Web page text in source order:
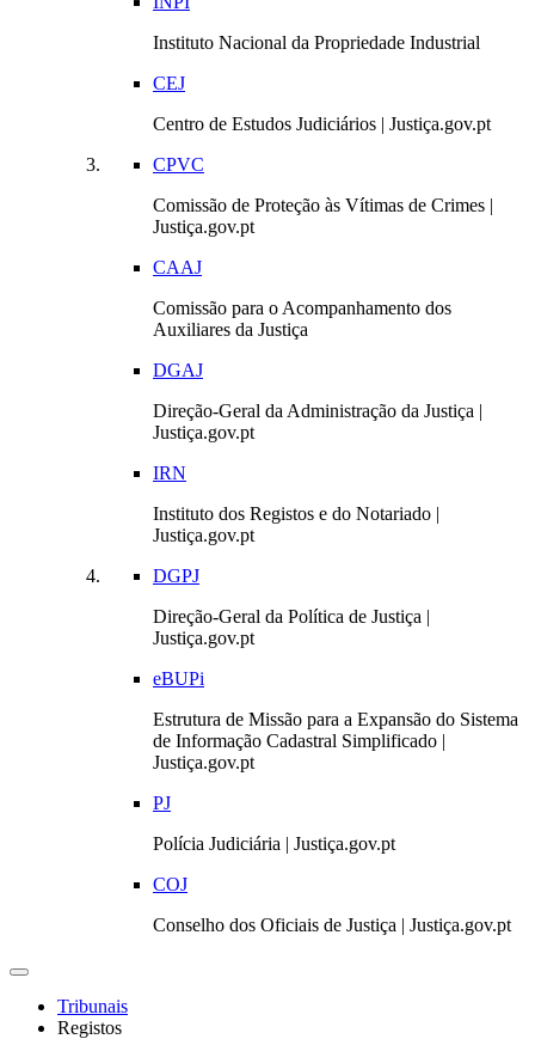
Instituto Nacional da Propriedade Industrial
CEJ
Centro de Estudos Judiciários | Justiça.gov.pt
CPVC
Comissão de Proteção às Vítimas de Crimes |
Justiça.gov.pt
CAAJ
Comissão para o Acompanhamento dos
Auxiliares da Justiça
DGAJ
Direção-Geral da Administração da Justiça |
Justiça.gov.pt
IRN
Instituto dos Registos e do Notariado |
Justiça.gov.pt
DGPJ
Direção-Geral da Política de Justiça |
Justiça.gov.pt
eBUPi
Estrutura de Missão para a Expansão do Sistema
de Informação Cadastral Simplificado |
Justiça.gov.pt
PJ
Polícia Judiciária | Justiça.gov.pt
COJ
Conselho dos Oficiais de Justiça | Justiça.gov.pt
Toggle
navigationTribunais
Registos